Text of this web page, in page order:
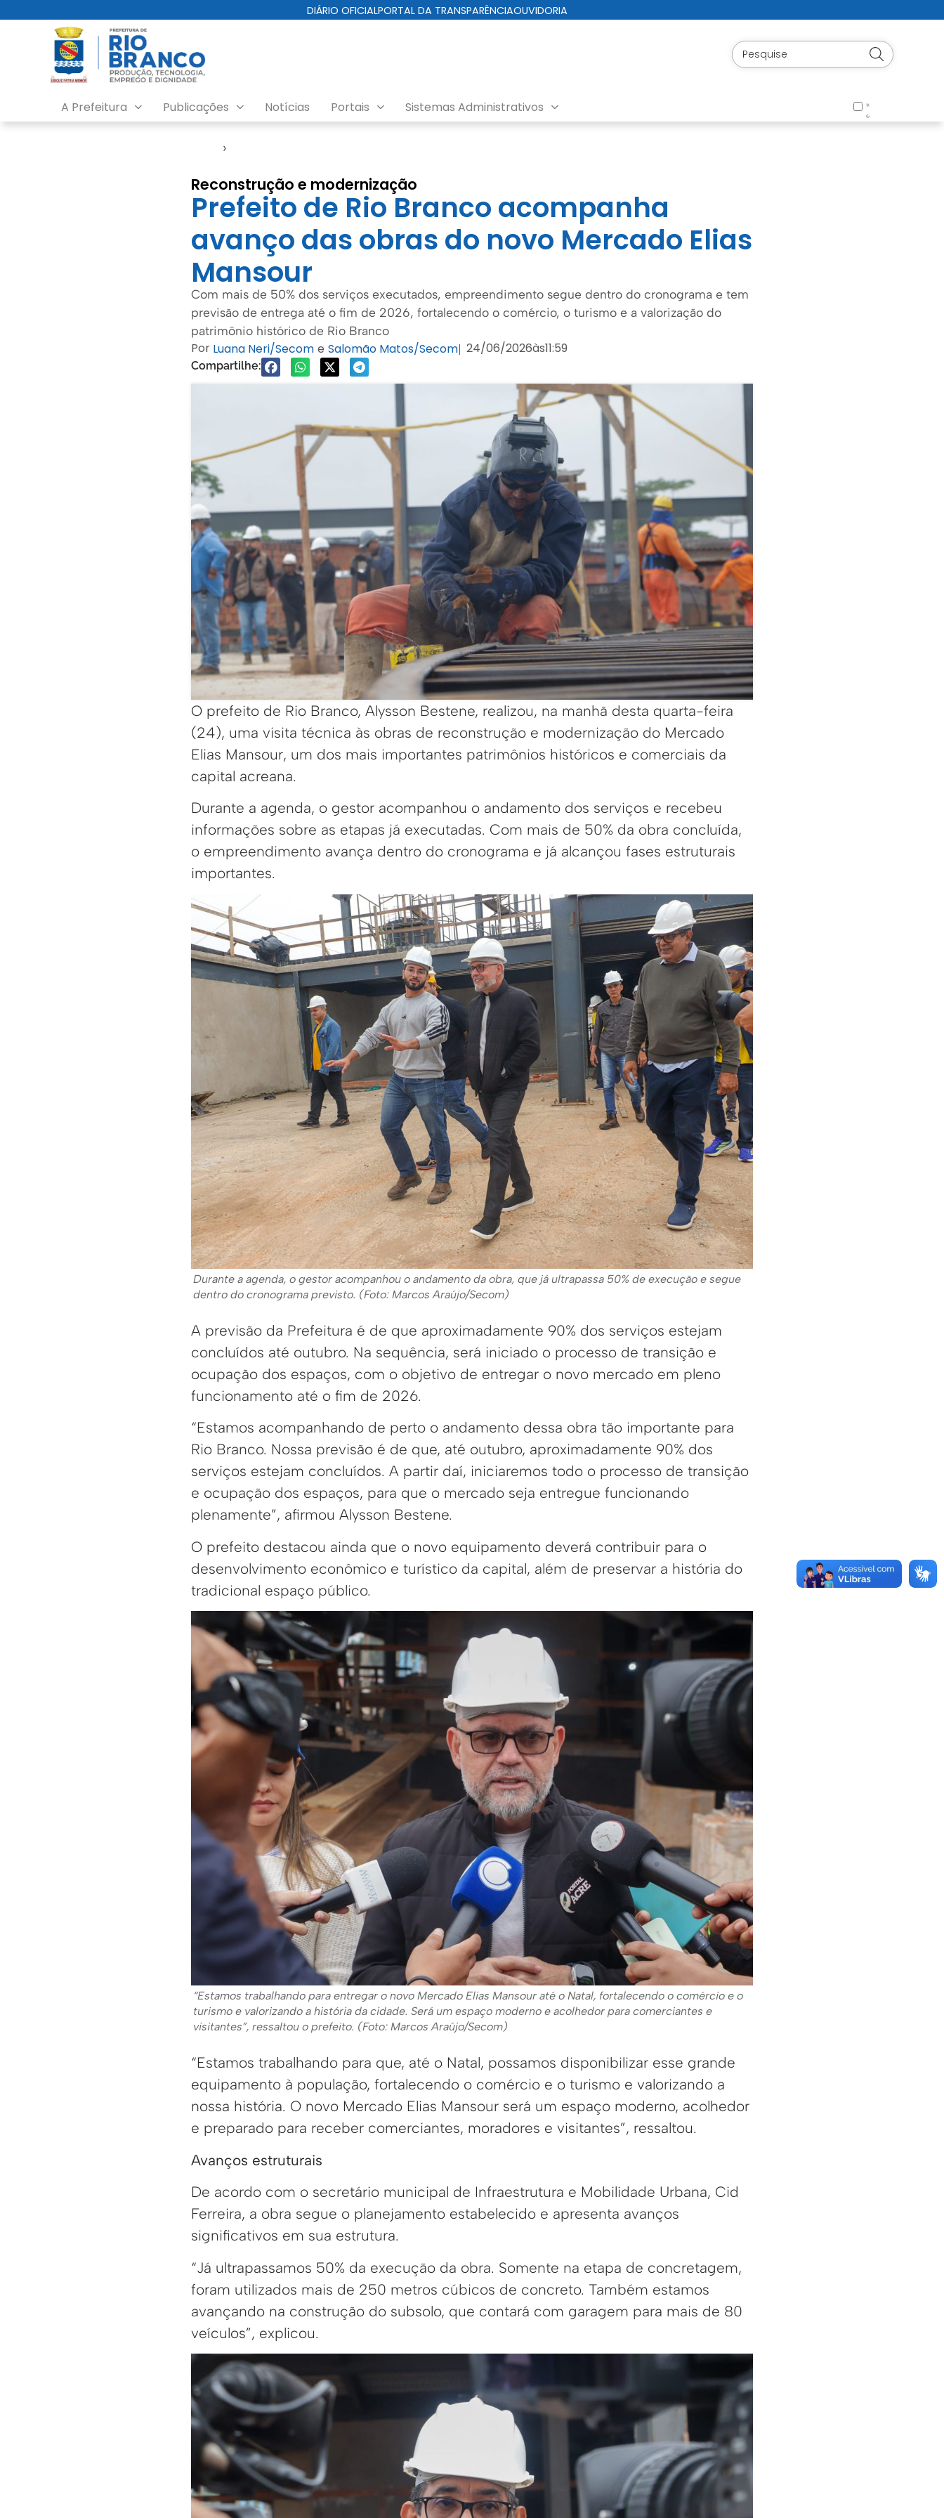
DIÁRIO OFICIALPORTAL DA TRANSPARÊNCIAOUVIDORIA
A Prefeitura Publicações Notícias Portais Sistemas Administrativos
›
Reconstrução e modernização
Prefeito de Rio Branco acompanha
avanço das obras do novo Mercado Elias
Mansour
Com mais de 50% dos serviços executados, empreendimento segue dentro do cronograma e tem
previsão de entrega até o fim de 2026, fortalecendo o comércio, o turismo e a valorização do
patrimônio histórico de Rio Branco
Por Luana Neri/Secom e Salomão Matos/Secom| 24/06/2026às11:59
Compartilhe:
O prefeito de Rio Branco, Alysson Bestene, realizou, na manhã desta quarta-feira
(24), uma visita técnica às obras de reconstrução e modernização do Mercado
Elias Mansour, um dos mais importantes patrimônios históricos e comerciais da
capital acreana.
Durante a agenda, o gestor acompanhou o andamento dos serviços e recebeu
informações sobre as etapas já executadas. Com mais de 50% da obra concluída,
o empreendimento avança dentro do cronograma e já alcançou fases estruturais
importantes.
Durante a agenda, o gestor acompanhou o andamento da obra, que já ultrapassa 50% de execução e segue
dentro do cronograma previsto. (Foto: Marcos Araújo/Secom)
A previsão da Prefeitura é de que aproximadamente 90% dos serviços estejam
concluídos até outubro. Na sequência, será iniciado o processo de transição e
ocupação dos espaços, com o objetivo de entregar o novo mercado em pleno
funcionamento até o fim de 2026.
“Estamos acompanhando de perto o andamento dessa obra tão importante para
Rio Branco. Nossa previsão é de que, até outubro, aproximadamente 90% dos
serviços estejam concluídos. A partir daí, iniciaremos todo o processo de transição
e ocupação dos espaços, para que o mercado seja entregue funcionando
plenamente”, afirmou Alysson Bestene.
O prefeito destacou ainda que o novo equipamento deverá contribuir para o
desenvolvimento econômico e turístico da capital, além de preservar a história do
tradicional espaço público.
“Estamos trabalhando para entregar o novo Mercado Elias Mansour até o Natal, fortalecendo o comércio e o
turismo e valorizando a história da cidade. Será um espaço moderno e acolhedor para comerciantes e
visitantes”, ressaltou o prefeito. (Foto: Marcos Araújo/Secom)
“Estamos trabalhando para que, até o Natal, possamos disponibilizar esse grande
equipamento à população, fortalecendo o comércio e o turismo e valorizando a
nossa história. O novo Mercado Elias Mansour será um espaço moderno, acolhedor
e preparado para receber comerciantes, moradores e visitantes”, ressaltou.
Avanços estruturais
De acordo com o secretário municipal de Infraestrutura e Mobilidade Urbana, Cid
Ferreira, a obra segue o planejamento estabelecido e apresenta avanços
significativos em sua estrutura.
“Já ultrapassamos 50% da execução da obra. Somente na etapa de concretagem,
foram utilizados mais de 250 metros cúbicos de concreto. Também estamos
avançando na construção do subsolo, que contará com garagem para mais de 80
veículos”, explicou.